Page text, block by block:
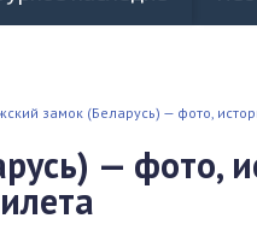
замок (Беларусь) — фото,
— фото,